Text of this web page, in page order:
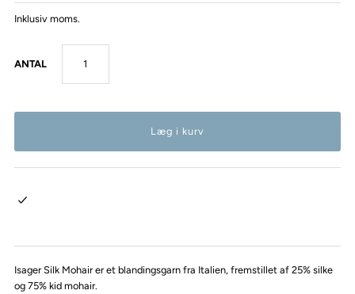
Inklusiv moms.
ANTAL
Isager Silk Mohair er et blandingsgarn fra Italien, fremstillet af 25% silke
og 75% kid mohair.